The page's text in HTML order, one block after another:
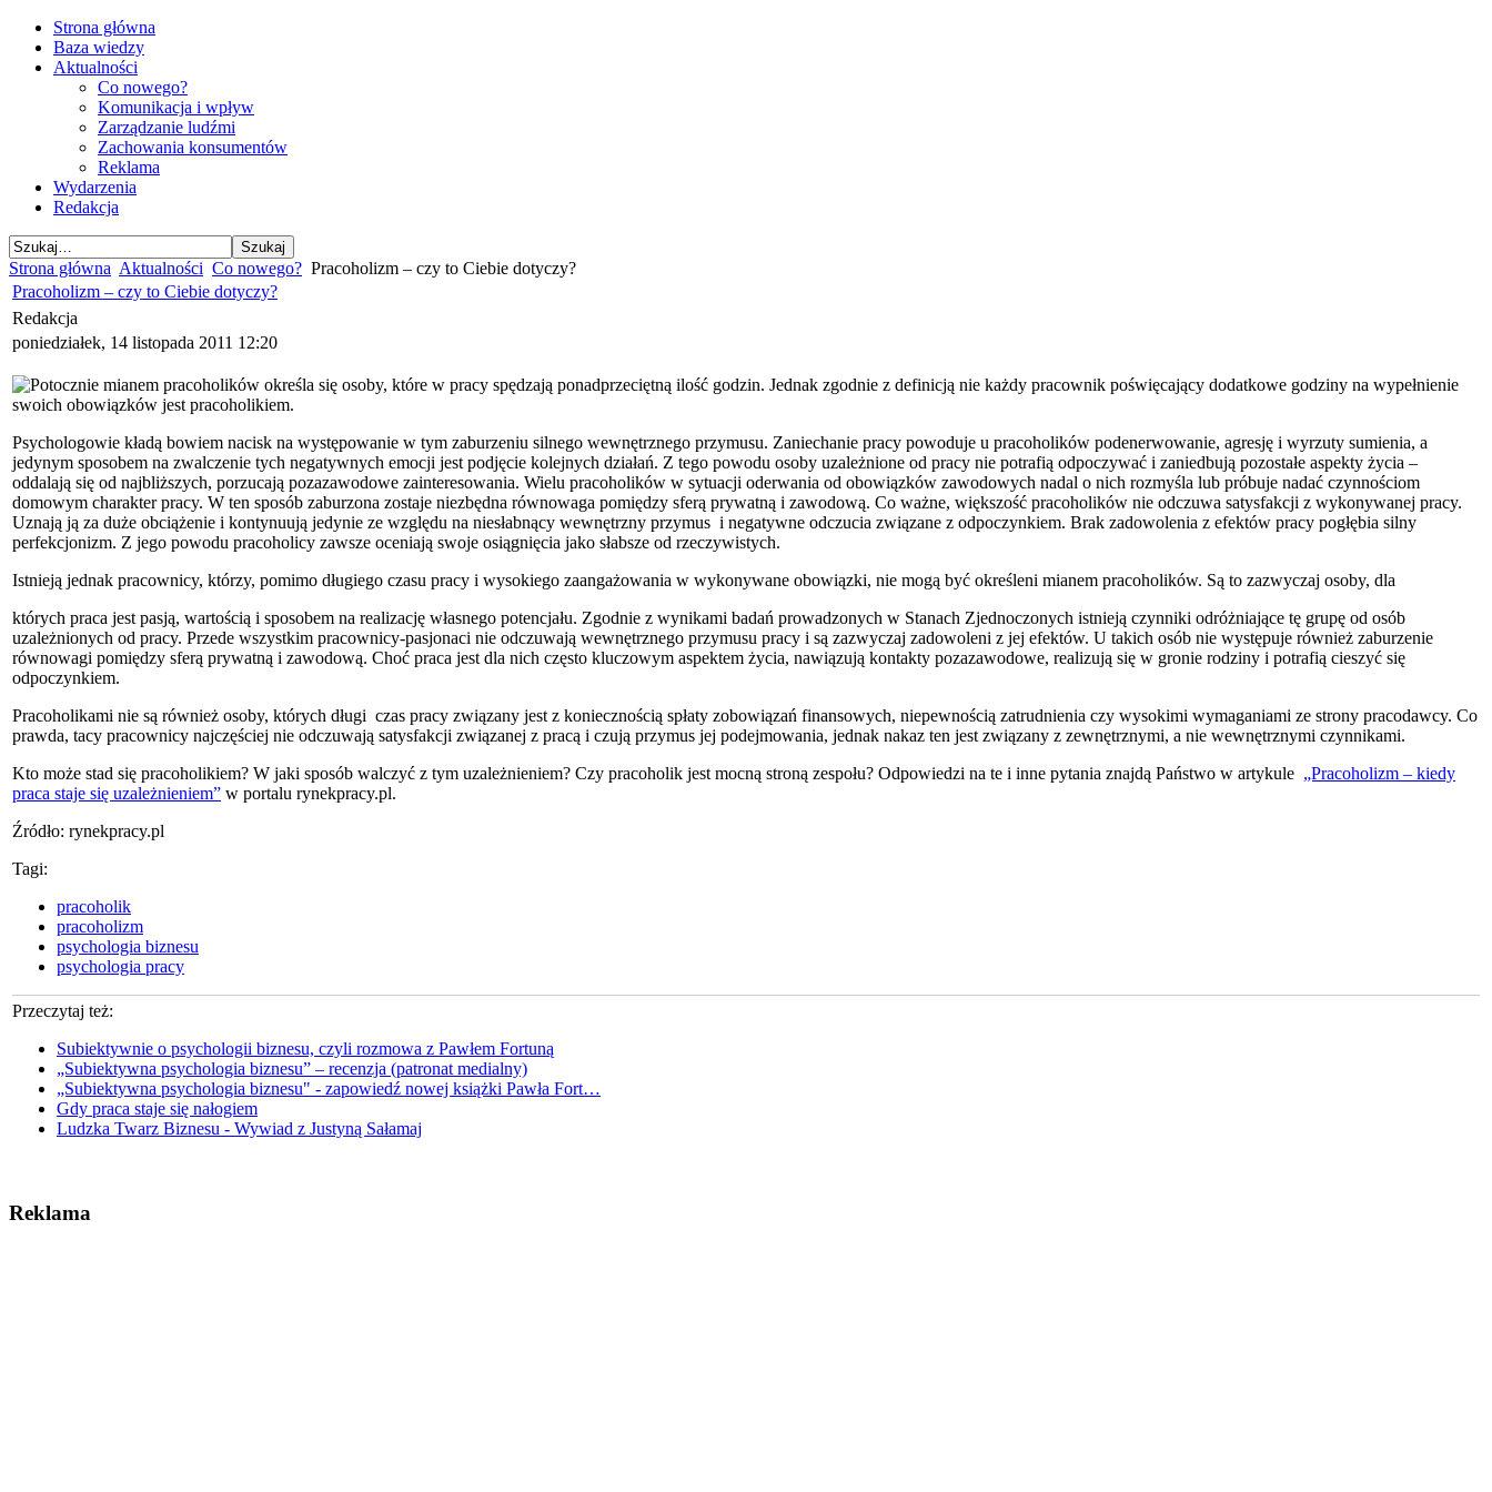
Strona główna
Baza wiedzy
Aktualności
Co nowego?
Komunikacja i wpływ
Zarządzanie ludźmi
Zachowania konsumentów
Reklama
Wydarzenia
Redakcja
Strona główna Aktualności Co nowego? Pracoholizm – czy to Ciebie dotyczy?
Pracoholizm – czy to Ciebie dotyczy?
Redakcja
poniedziałek, 14 listopada 2011 12:20
Potocznie mianem pracoholików określa się osoby, które w pracy spędzają ponadprzeciętną ilość godzin. Jednak zgodnie z definicją nie każdy pracownik poświęcający dodatkowe godziny na wypełnienie
swoich obowiązków jest pracoholikiem.
Psychologowie kładą bowiem nacisk na występowanie w tym zaburzeniu silnego wewnętrznego przymusu. Zaniechanie pracy powoduje u pracoholików podenerwowanie, agresję i wyrzuty sumienia, a
jedynym sposobem na zwalczenie tych negatywnych emocji jest podjęcie kolejnych działań. Z tego powodu osoby uzależnione od pracy nie potrafią odpoczywać i zaniedbują pozostałe aspekty życia –
oddalają się od najbliższych, porzucają pozazawodowe zainteresowania. Wielu pracoholików w sytuacji oderwania od obowiązków zawodowych nadal o nich rozmyśla lub próbuje nadać czynnościom
domowym charakter pracy. W ten sposób zaburzona zostaje niezbędna równowaga pomiędzy sferą prywatną i zawodową. Co ważne, większość pracoholików nie odczuwa satysfakcji z wykonywanej pracy.
Uznają ją za duże obciążenie i kontynuują jedynie ze względu na niesłabnący wewnętrzny przymus i negatywne odczucia związane z odpoczynkiem. Brak zadowolenia z efektów pracy pogłębia silny
perfekcjonizm. Z jego powodu pracoholicy zawsze oceniają swoje osiągnięcia jako słabsze od rzeczywistych.
Istnieją jednak pracownicy, którzy, pomimo długiego czasu pracy i wysokiego zaangażowania w wykonywane obowiązki, nie mogą być określeni mianem pracoholików. Są to zazwyczaj osoby, dla
których praca jest pasją, wartością i sposobem na realizację własnego potencjału. Zgodnie z wynikami badań prowadzonych w Stanach Zjednoczonych istnieją czynniki odróżniające tę grupę od osób
uzależnionych od pracy. Przede wszystkim pracownicy-pasjonaci nie odczuwają wewnętrznego przymusu pracy i są zazwyczaj zadowoleni z jej efektów. U takich osób nie występuje również zaburzenie
równowagi pomiędzy sferą prywatną i zawodową. Choć praca jest dla nich często kluczowym aspektem życia, nawiązują kontakty pozazawodowe, realizują się w gronie rodziny i potrafią cieszyć się
odpoczynkiem.
Pracoholikami nie są również osoby, których długi czas pracy związany jest z koniecznością spłaty zobowiązań finansowych, niepewnością zatrudnienia czy wysokimi wymaganiami ze strony pracodawcy. Co
prawda, tacy pracownicy najczęściej nie odczuwają satysfakcji związanej z pracą i czują przymus jej podejmowania, jednak nakaz ten jest związany z zewnętrznymi, a nie wewnętrznymi czynnikami.
Kto może stad się pracoholikiem? W jaki sposób walczyć z tym uzależnieniem? Czy pracoholik jest mocną stroną zespołu? Odpowiedzi na te i inne pytania znajdą Państwo w artykule „Pracoholizm – kiedy
praca staje się uzależnieniem” w portalu rynekpracy.pl.
Źródło: rynekpracy.pl
Tagi:
pracoholik
pracoholizm
psychologia biznesu
psychologia pracy
Przeczytaj też:
Subiektywnie o psychologii biznesu, czyli rozmowa z Pawłem Fortuną
„Subiektywna psychologia biznesu” – recenzja (patronat medialny)
„Subiektywna psychologia biznesu" - zapowiedź nowej książki Pawła Fort…
Gdy praca staje się nałogiem
Ludzka Twarz Biznesu - Wywiad z Justyną Sałamaj
Reklama